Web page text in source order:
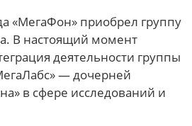
«МегаФон» приобрел группу
В настоящий момент
деятельности группы
— дочерней
в сфере исследований и